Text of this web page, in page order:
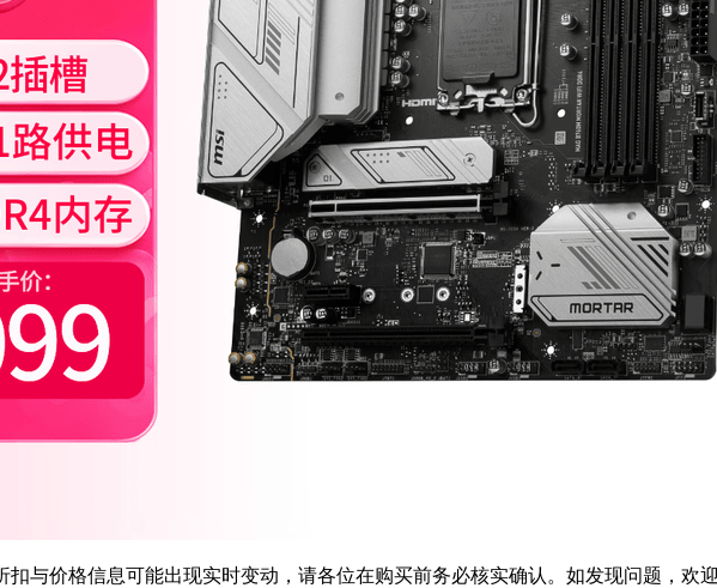
与价格信息可能出现实时变动，请各位在购买前务必核实确认。如发现问题，欢